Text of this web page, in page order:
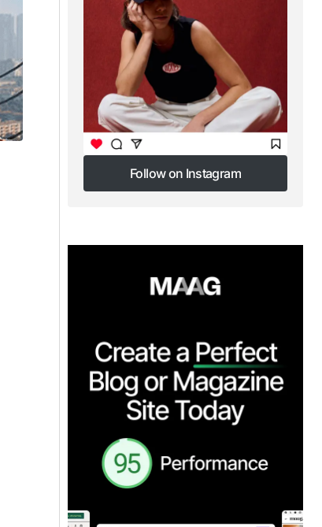
Follow on Instagram
Follow on Instagram